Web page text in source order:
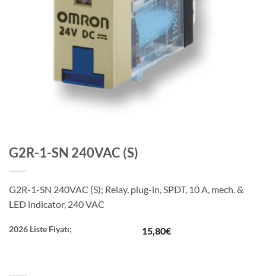
G2R-1-SN 240VAC (S)
G2R-1-SN 240VAC (S); Relay, plug-in, SPDT, 10 A, mech. &
LED indicator, 240 VAC
2026 Liste Fiyatı; 15,80€